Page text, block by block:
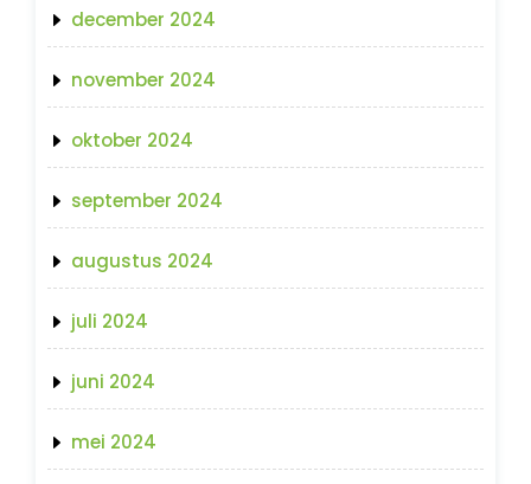
december 2024
november 2024
oktober 2024
september 2024
augustus 2024
juli 2024
juni 2024
mei 2024